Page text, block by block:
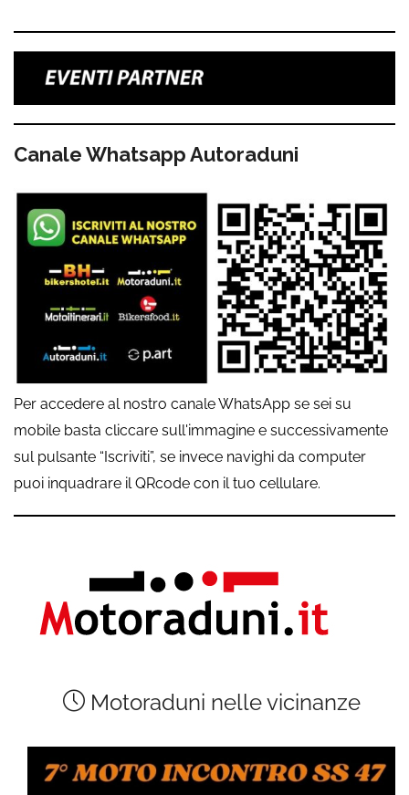
Canale Whatsapp Autoraduni
Per accedere al nostro canale WhatsApp se sei su
mobile basta cliccare sull'immagine e successivamente
sul pulsante “Iscriviti”, se invece navighi da computer
puoi inquadrare il QRcode con il tuo cellulare.
Motoraduni nelle vicinanze